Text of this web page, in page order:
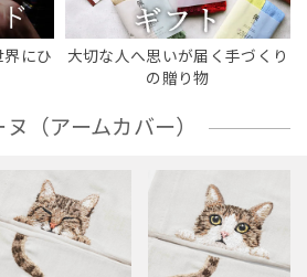
界にひ
大切な人へ思いが届く手づくり
の贈り物
（アームカバー）